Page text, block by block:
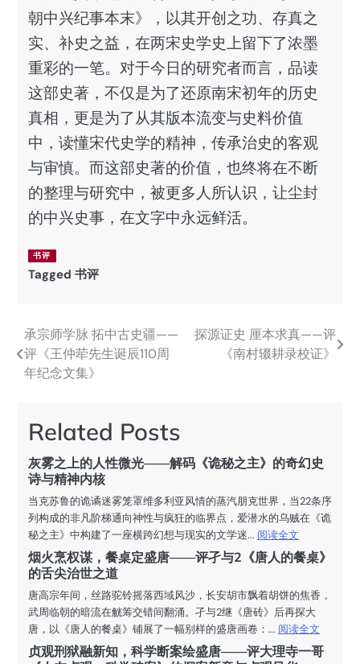
朝中兴纪事本末》，以其开创之功、存真之
实、补史之益，在两宋史学史上留下了浓墨
重彩的一笔。对于今日的研究者而言，品读
这部史著，不仅是为了还原南宋初年的历史
真相，更是为了从其版本流变与史料价值
中，读懂宋代史学的精神，传承治史的客观
与审慎。而这部史著的价值，也终将在不断
的整理与研究中，被更多人所认识，让尘封
的中兴史事，在文字中永远鲜活。
书评
Tagged 书评
文
章
航
承宗师学脉 拓中古史疆——
评《王仲荦先生诞辰110周
年纪念文集》
探源证史 厘本求真——评
《南村辍耕录校证》
Related Posts
灰雾之上的人性微光——解码《诡秘之主》的奇幻史
诗与精神内核
当克苏鲁的诡谲迷雾笼罩维多利亚风情的蒸汽朋克世界，当22条序
列构成的非凡阶梯通向神性与疯狂的临界点，爱潜水的乌贼在《诡
秘之主》中构建了一座横跨幻想与现实的文学迷... 阅读全文
烟火烹权谋，餐桌定盛唐——评孑与2《唐人的餐桌》
的舌尖治世之道
唐高宗年间，丝路驼铃摇落西域风沙，长安胡市飘着胡饼的焦香，
武周临朝的暗流在觥筹交错间翻涌。孑与2继《唐砖》后再探大
唐，以《唐人的餐桌》铺展了一幅别样的盛唐画卷：... 阅读全文
贞观刑狱融新知，科学断案绘盛唐——评大理寺一哥